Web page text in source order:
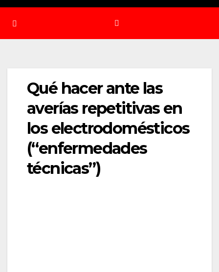
Qué hacer ante las
averías repetitivas en
los electrodomésticos
(“enfermedades
técnicas”)